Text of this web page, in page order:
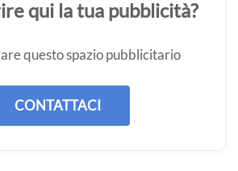
qui la tua pubblicità?
questo spazio pubblicitario
CONTATTACI